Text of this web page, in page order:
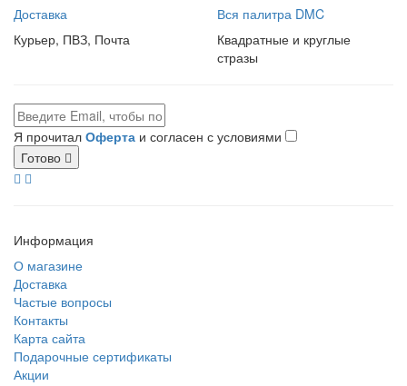
Доставка
Курьер, ПВЗ, Почта
Вся палитра DMC
Квадратные и круглые
стразы
Я прочитал Оферта и согласен с условиями
Готово
Информация
О магазине
Доставка
Частые вопросы
Контакты
Карта сайта
Подарочные сертификаты
Акции